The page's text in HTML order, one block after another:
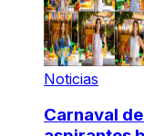
Noticias
Carnaval